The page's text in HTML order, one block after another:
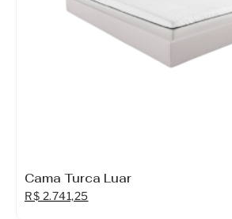
Cama Turca Luar
R$ 2.741,25